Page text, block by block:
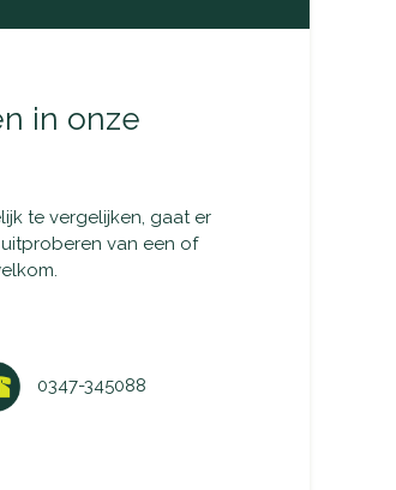
in onze
te vergelijken, gaat er
van een of
0347-345088